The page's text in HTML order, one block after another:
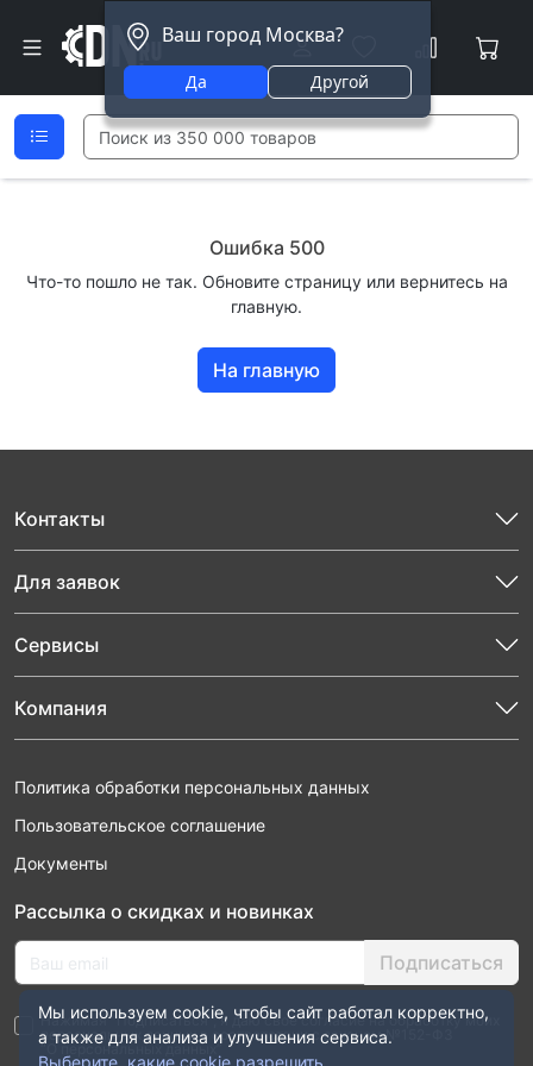
Ваш город Москва?
Да Другой
Ошибка 500
Что-то пошло не так. Обновите страницу или вернитесь на
главную.
На главную
Контакты
Для заявок
Сервисы
Компания
Политика обработки персональных данных
Пользовательское соглашение
Документы
Рассылка о скидках и новинках
Подписаться
Нажимая “Подписаться”, я даю свое согласие на обработку моих
персональных данных в соответствии с законом №152-ФЗ
“О персональных данных”
Мы используем cookie, чтобы сайт работал корректно,
а также для анализа и улучшения сервиса.
Выберите, какие cookie разрешить